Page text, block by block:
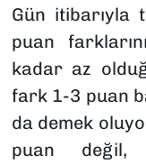
Gün itibarıyla
puan
kadar az
fark 1-3 puan
da demek
puan değil,